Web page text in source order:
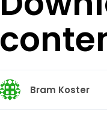
Bram Koster